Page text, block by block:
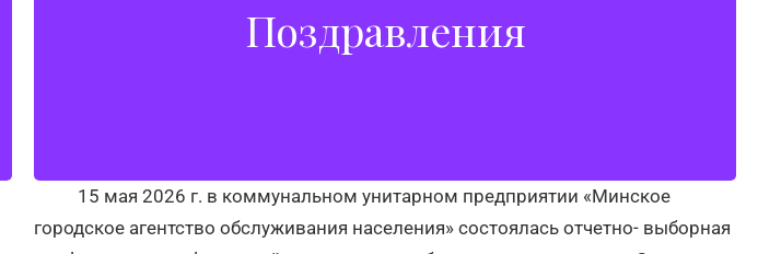
Поздравления
за ваш вклад в общее дело. Пусть эти добрые слова согревают вас, а
внимание профсоюза напоминает: вы — важная часть нашей команды!
15 мая 2026 г. в коммунальном унитарном предприятии «Минское
городское агентство обслуживания населения» состоялась отчетно- выборная